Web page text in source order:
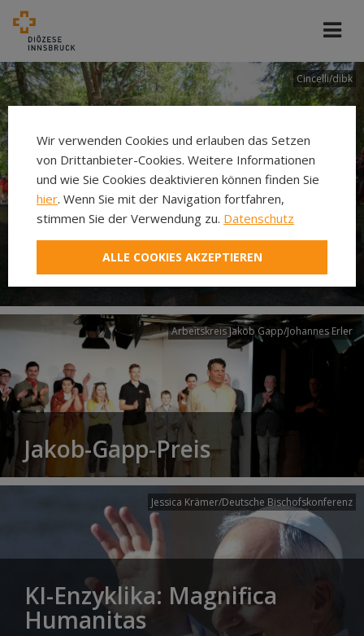
Cincelli/dibk
Neuer Pilgerweg Via
Laudato si’
Arbeitskreis Jakob Gapp/Johannes Erler
Jakob-Gapp-Preis
Jessica Krämer/Deutsche Bischofskonferenz
KI-Enzyklika: Magnifica
Humanitas
Wir verwenden Cookies und erlauben das Setzen
von Drittanbieter-Cookies. Weitere Informationen
und wie Sie Cookies deaktivieren können finden Sie
hier. Wenn Sie mit der Navigation fortfahren,
stimmen Sie der Verwendung zu. Datenschutz
ALLE COOKIES AKZEPTIEREN